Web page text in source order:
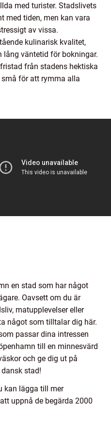
med turister. Stadslivets
med tiden, men kan vara
av vissa.
kulinarisk kvalitet,
lång väntetid för bokningar.
från stadens hektiska
för att rymma alla
en stad som har något
Oavsett om du är
matupplevelser eller
något som tilltalar dig här.
passar dina intressen
till en minnesvärd
och ge dig ut på
stad!
kan lägga till mer
uppnå de begärda 2000